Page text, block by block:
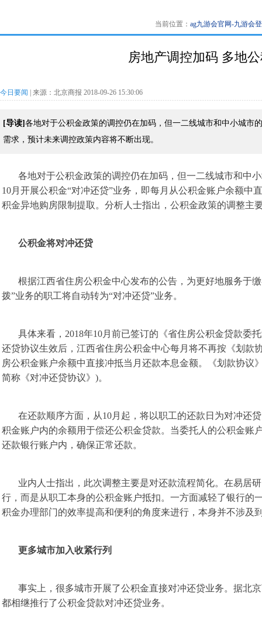
当前位置： ag九游会官网-九游会
房地产调控加码 多地
今日要闻 | 来源：北京商报 2018-09-26 15:30:06
[导读] 各地对于公积金政策的调控仍在加码，但一二线城市和中小城市
需求，预计未来调控政策内容将不断出现。
各地对于公积金政策的调控仍在加码，但一二线城市和中
10月开展公积金“对冲还贷”业务，即每月从公积金账户余额
积金异地购房限制提取。分析人士指出，公积金政策的调整
公积金将对冲还贷
根据江西省住房公积金中心发布的公告，为更好地服务于
拨”业务的职工将自动转为“对冲还贷”业务。
具体来看，2018年10月前已签订的《省住房公积金贷款委
还贷协议生效后，江西省住房公积金中心每月将不再按《划
房公积金账户余额中直接冲抵当月还款本息金额。《划款协
简称《对冲还贷协议》)。
在还款顺序方面，从10月起，将以职工的还款日为对冲还
积金账户内的余额用于偿还公积金贷款。当委托人的公积金
还款银行账户内，确保正常还款。
业内人士指出，此次调整主要是对还款流程简化。在易居
行，而是从职工本身的公积金账户抵扣。一方面减轻了银行
积金办理部门的效率提高和便利的角度来进行，本身并不涉及
更多城市加入收紧行列
事实上，很多城市开展了公积金直接对冲还贷业务。据北
都相继推行了公积金贷款对冲还贷业务。